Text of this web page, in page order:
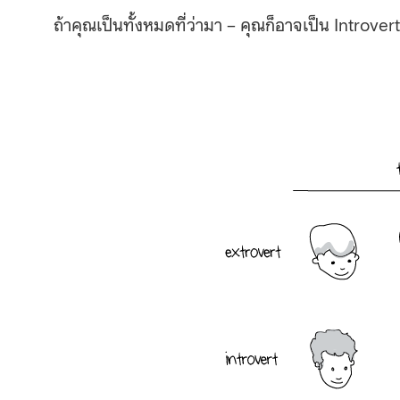
ถ้าคุณเป็นทั้งหมดที่ว่ามา – คุณก็อาจเป็น